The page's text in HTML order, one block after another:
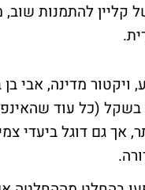
קליין להתמנות
מדינה, אבי בן
בשקל (כל עוד
אך גם דוגל ביעדי